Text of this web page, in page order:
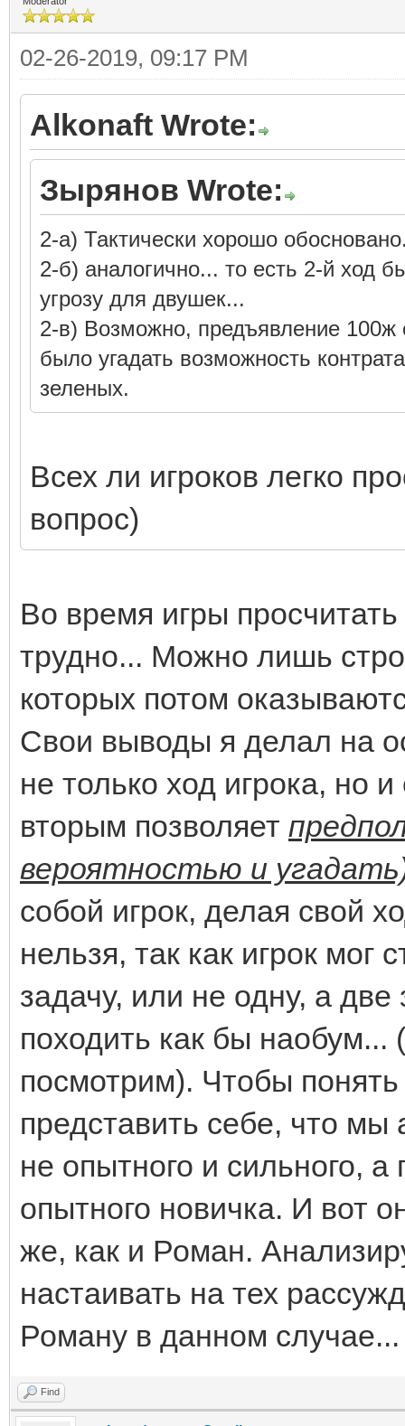
02-26-2019, 09:17 PM
Alkonaft Wrote:
Зырянов Wrote:
2-а) Тактически хорошо
2-б) аналогично... то есть 2-й ход
угрозу для двушек...
2-в) Возможно, предъявление
было угадать возможность
зеленых.
Всех ли игроков легко
вопрос)
Во время игры
трудно... Можно лишь
которых потом
Свои выводы я делал на
не только ход игрока, но
вторым позволяет
вероятностью и
собой игрок, делая свой
нельзя, так как игрок мог
задачу, или не одну, а
походить как бы наобум...
посмотрим). Чтобы
представить себе, что
не опытного и сильного,
опытного новичка. И вот
же, как и Роман.
настаивать на тех
Роману в данном случае...
Find